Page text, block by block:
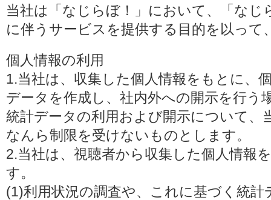
当社は「なじらぼ！」において、「な
に伴うサービスを提供する目的を以って
個人情報の利用
1.当社は、収集した個人情報をもとに、
データを作成し、社内外への開示を行う
統計データの利用および開示について、
なんら制限を受けないものとします。
2.当社は、視聴者から収集した個人情報
す。
(1)利用状況の調査や、これに基づく統